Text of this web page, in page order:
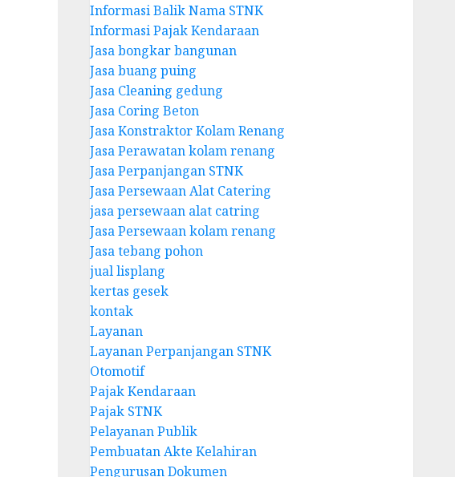
Informasi Balik Nama STNK
Informasi Pajak Kendaraan
Jasa bongkar bangunan
Jasa buang puing
Jasa Cleaning gedung
Jasa Coring Beton
Jasa Konstraktor Kolam Renang
Jasa Perawatan kolam renang
Jasa Perpanjangan STNK
Jasa Persewaan Alat Catering
jasa persewaan alat catring
Jasa Persewaan kolam renang
Jasa tebang pohon
jual lisplang
kertas gesek
kontak
Layanan
Layanan Perpanjangan STNK
Otomotif
Pajak Kendaraan
Pajak STNK
Pelayanan Publik
Pembuatan Akte Kelahiran
Pengurusan Dokumen